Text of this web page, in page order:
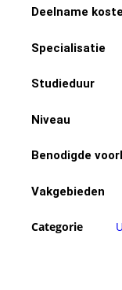
Deelname
Specialisatie
Studieduur
Niveau
Benodigde
Vakgebieden
Categorie